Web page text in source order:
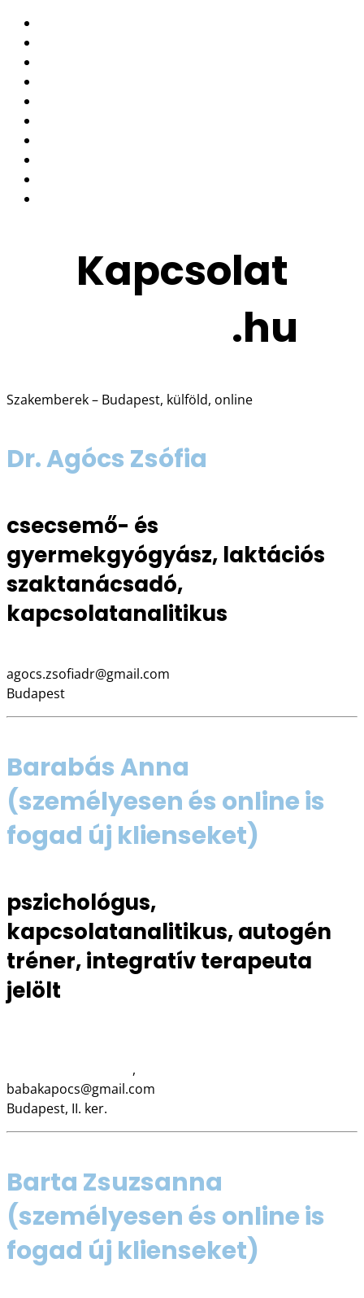
Kapcsolat
.hu
Szakemberek – Budapest, külföld, online
Dr. Agócs Zsófia
csecsemő- és
gyermekgyógyász, laktációs
szaktanácsadó,
kapcsolatanalitikus
agocs.zsofiadr@gmail.com
Budapest
Barabás Anna
(személyesen és online is
fogad új klienseket)
pszichológus,
kapcsolatanalitikus, autogén
tréner, integratív terapeuta
jelölt
,
babakapocs@gmail.com
Budapest, II. ker.
Barta Zsuzsanna
(személyesen és online is
fogad új klienseket)